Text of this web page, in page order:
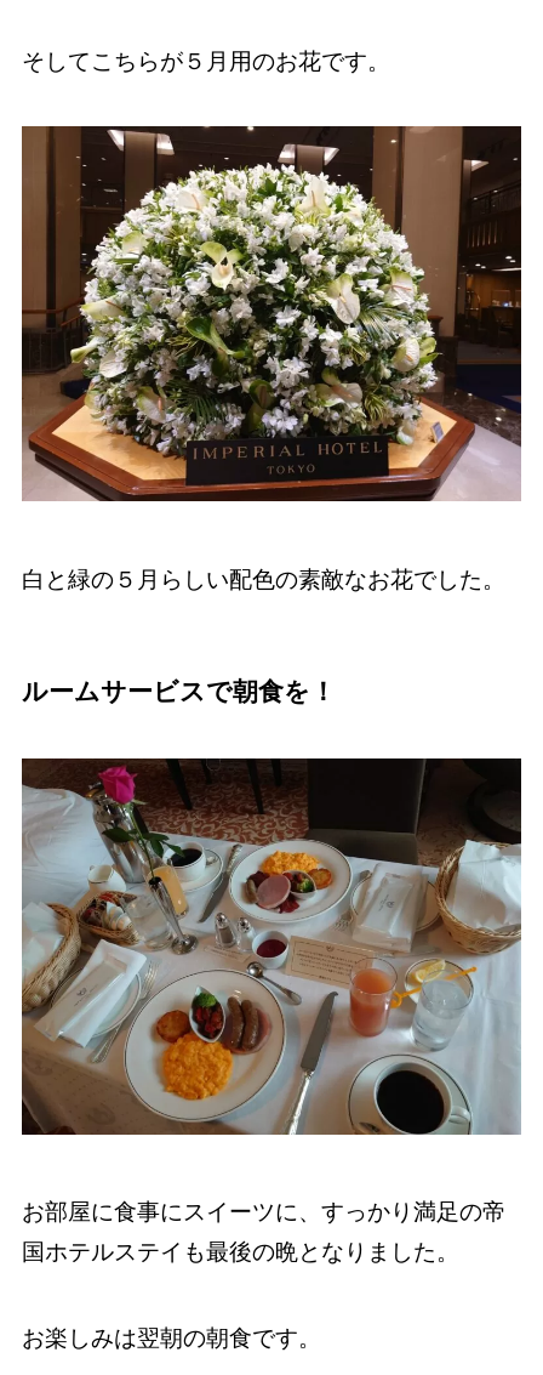
そしてこちらが５月用のお花です。
白と緑の５月らしい配色の素敵なお花でした。
ルームサービスで朝食を！
お部屋に食事にスイーツに、すっかり満足の帝
国ホテルステイも最後の晩となりました。
お楽しみは翌朝の朝食です。